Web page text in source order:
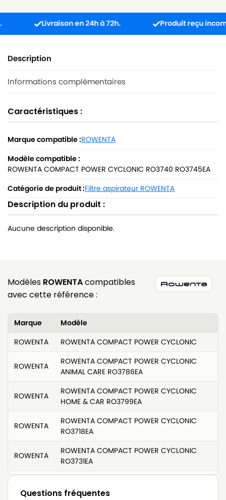
Livraison en 24h à 72h. Produit reçu
Description
Informations complémentaires
Caractéristiques :
Marque compatible :ROWENTA
Modèle compatible :
ROWENTA COMPACT POWER CYCLONIC RO3740 RO3745EA
Catégorie de produit :Filtre aspirateur ROWENTA
Description du produit :
Aucune description disponible.
Modèles ROWENTAcompatibles
avec cette référence :
Marque
Modèle
ROWENTA
ROWENTA COMPACT POWER CYCLONIC
ROWENTA
ROWENTA COMPACT POWER CYCLONIC
ANIMAL CARE RO3786EA
ROWENTA
ROWENTA COMPACT POWER CYCLONIC
HOME & CAR RO3799EA
ROWENTA
ROWENTA COMPACT POWER CYCLONIC
RO3718EA
ROWENTA
ROWENTA COMPACT POWER CYCLONIC
RO3731EA
RO3733EA
Questions fréquentes